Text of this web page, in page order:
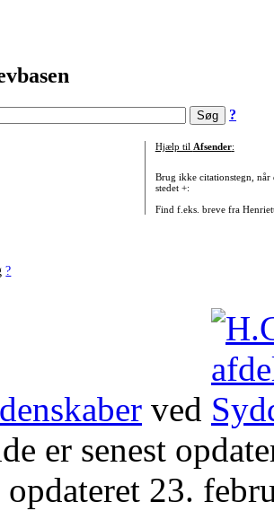
?
?
Hjælp til Afsender:
Brug ikke citationstegn, når
stedet +:
Find f.eks. breve fra
ved
er senest
opdateret 23.